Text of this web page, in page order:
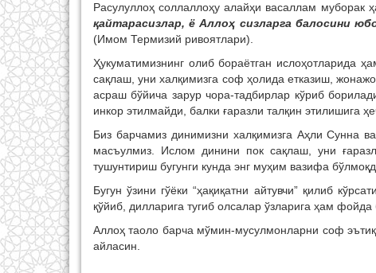
Расулуллоҳ соллаллоҳу алайҳи васаллам муборак
қайтарасизлар, ё Аллоҳ сизларга балосини
(Имом Термизий ривоятлари).
Ҳукуматимизнинг олиб бораётган ислоҳотларида
сақлаш, уни халқимизга соф ҳолида етказиш,
асраш бўйича зарур чора-тадбирлар кўриб
инкор этилмайди, балки ғаразли талқин этилишига
Биз барчамиз динимизни халқимизга Аҳли Сунна
масъулмиз. Ислом динини пок сақлаш, уни
тушунтириш бугунги кунда энг муҳим вазифа
Бугун ўзини гўёки “ҳақиқатни айтувчи” қилиб
қўйиб, дилларига тугиб олсалар ўзларига ҳам фойда
Аллоҳ таоло барча мўмин-мусулмонларни соф
айласин.